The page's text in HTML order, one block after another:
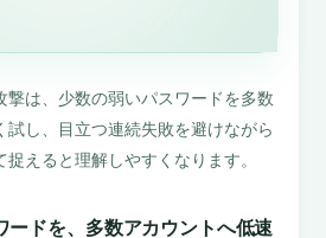
撃は、少数の弱いパスワードを多数
試し、目立つ連続失敗を避けながら
えると理解しやすくなります。
ードを、多数アカウントへ低速